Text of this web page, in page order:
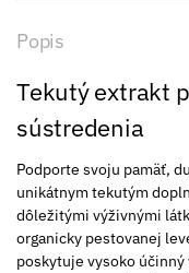
Popis
Tekutý extrakt
sústredenia
Podporte svoju pamäť,
unikátnym tekutým
dôležitými výživnými
organicky pestovanej
poskytuje vysoko